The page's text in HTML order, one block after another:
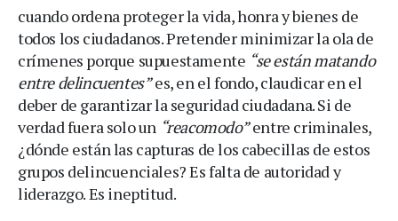
cuando ordena proteger la vida, honra y bienes de
todos los ciudadanos. Pretender minimizar la ola de
crímenes porque supuestamente “se están matando
entre delincuentes”es, en el fondo, claudicar en el
deber de garantizar la seguridad ciudadana. Si de
verdad fuera solo un “reacomodo”entre criminales,
¿dónde están las capturas de los cabecillas de estos
grupos delincuenciales? Es falta de autoridad y
liderazgo. Es ineptitud.